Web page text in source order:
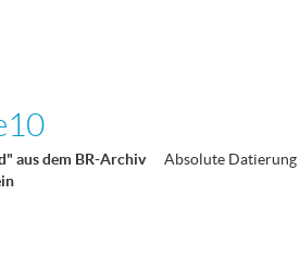
aus dem BR-Archiv Absolute Datierung